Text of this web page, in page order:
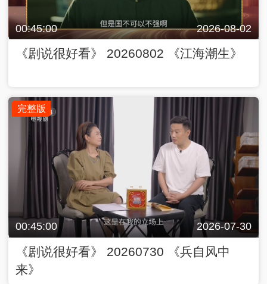
00:45:00 2026-08-02
《剧说很好看》 20260802 《江海潮生》
完整版
00:45:00 2026-07-30
《剧说很好看》 20260730 《兵自风中
来》